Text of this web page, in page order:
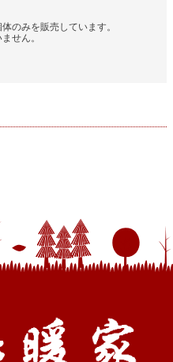
のみを販売しています。
せん。